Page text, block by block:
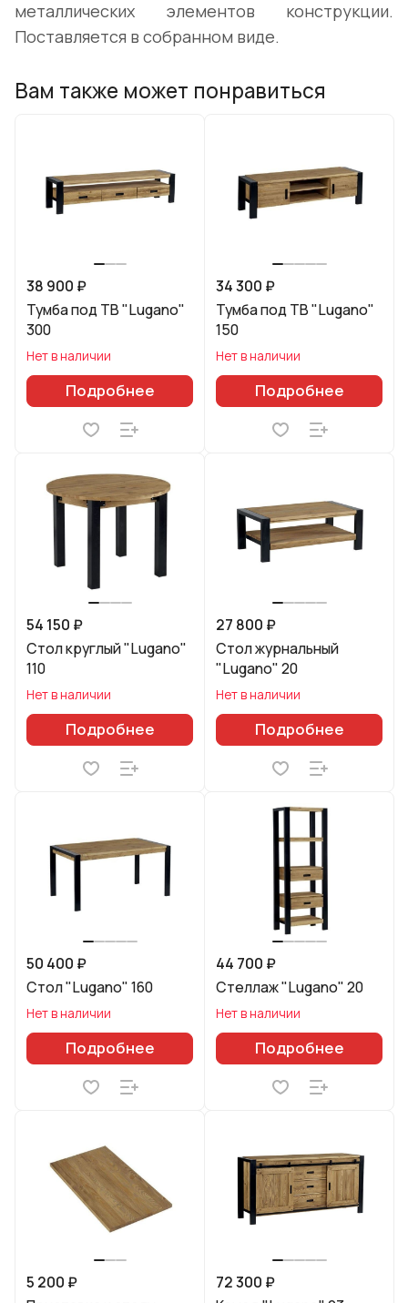
металлических элементов конструкции.
Поставляется в собранном виде.
Вам также может понравиться
38 900 ₽
Тумба под ТВ "Lugano"
300
Нет в наличии
Подробнее
34 300 ₽
Тумба под ТВ "Lugano"
150
Нет в наличии
Подробнее
54 150 ₽
Стол круглый "Lugano"
110
Нет в наличии
Подробнее
27 800 ₽
Стол журнальный
"Lugano" 20
Нет в наличии
Подробнее
50 400 ₽
Стол "Lugano" 160
Нет в наличии
Подробнее
44 700 ₽
Стеллаж "Lugano" 20
Нет в наличии
Подробнее
5 200 ₽
72 300 ₽